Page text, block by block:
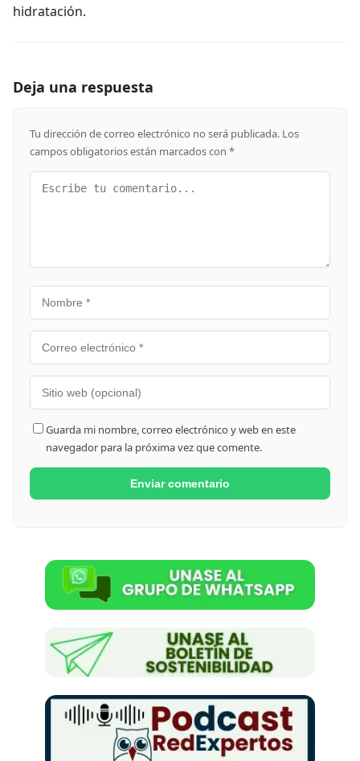
hidratación.
Deja una respuesta
Tu dirección de correo electrónico no será publicada. Los
campos obligatorios están marcados con *
Guarda mi nombre, correo electrónico y web en este
navegador para la próxima vez que comente.